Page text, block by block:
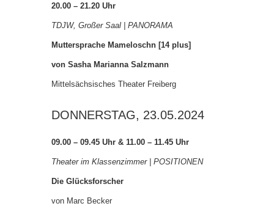
20.00 – 21.20 Uhr
TDJW, Großer Saal | PANORAMA
Muttersprache Mameloschn [14 plus]
von Sasha Marianna Salzmann
Mittelsächsisches Theater Freiberg
DONNERSTAG, 23.05.2024
09.00 – 09.45 Uhr & 11.00 – 11.45 Uhr
Theater im Klassenzimmer | POSITIONEN
Die Glücksforscher
von Marc Becker